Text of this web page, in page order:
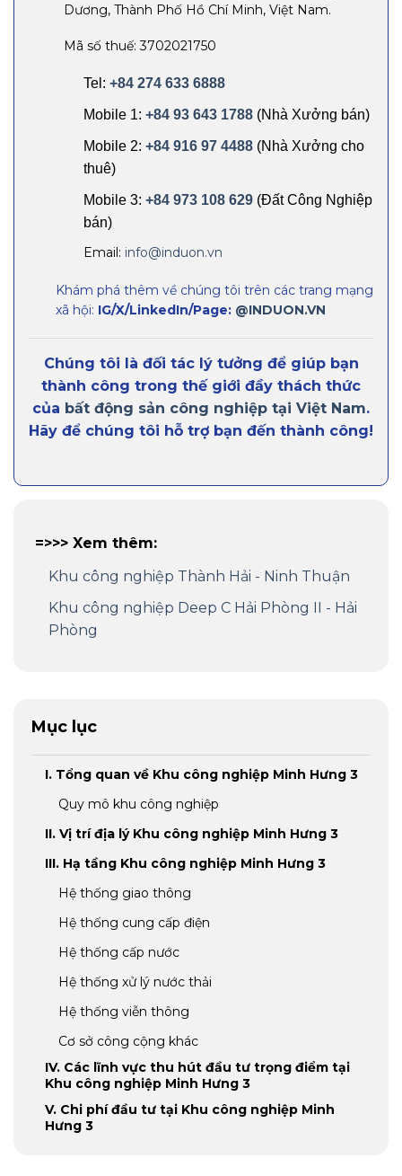
Dương, Thành Phố Hồ Chí Minh, Việt Nam.
Mã số thuế: 3702021750
Tel: +84 274 633 6888
Mobile 1: +84 93 643 1788 (Nhà Xưởng bán)
Mobile 2: +84 916 97 4488 (Nhà Xưởng cho
thuê)
Mobile 3: +84 973 108 629 (Đất Công Nghiệp
bán)
Email: info@induon.vn
Khám phá thêm về chúng tôi trên các trang mạng
xã hội: IG/X/LinkedIn/Page: @INDUON.VN
Chúng tôi là đối tác lý tưởng để giúp bạn
thành công trong thế giới đầy thách thức
của bất động sản công nghiệp tại Việt Nam.
Hãy để chúng tôi hỗ trợ bạn đến thành công!
=>>> Xem thêm:
Khu công nghiệp Thành Hải - Ninh Thuận
Khu công nghiệp Deep C Hải Phòng II - Hải
Phòng
Mục lục
I. Tổng quan về Khu công nghiệp Minh Hưng 3
Quy mô khu công nghiệp
II. Vị trí địa lý Khu công nghiệp Minh Hưng 3
III. Hạ tầng Khu công nghiệp Minh Hưng 3
Hệ thống giao thông
Hệ thống cung cấp điện
Hệ thống cấp nước
Hệ thống xử lý nước thải
Hệ thống viễn thông
Cơ sở công cộng khác
IV. Các lĩnh vực thu hút đầu tư trọng điểm tại
Khu công nghiệp Minh Hưng 3
V. Chi phí đầu tư tại Khu công nghiệp Minh
Hưng 3